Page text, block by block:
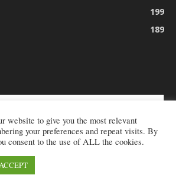
199
189
All rights reserved - Etnie -
website to give you the most relevant
your preferences and repeat visits. By
consent to the use of ALL the cookies.